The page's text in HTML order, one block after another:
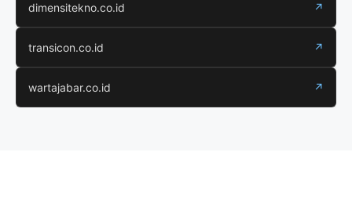
dimensitekno.co.id ↗
transicon.co.id ↗
wartajabar.co.id ↗